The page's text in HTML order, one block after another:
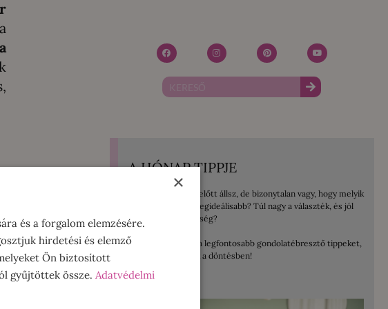
a
A HÓNAP TIPPJE
Mosógép vásárlás előtt állsz, de bizonytalan vagy, hogy melyik
lenne számodra a legideálisabb? Túl nagy a választék, és jól
jönne egy kis segítség?
Összegyűjtöttem a legfontosabb gondolatébresztő tippeket,
amelyek segítenek a döntésben!
ELOLVASOM!
×
és a forgalom elemzésére.
hirdetési és elemző
Ön biztosított
gyűjtöttek össze. Adatvédelmi